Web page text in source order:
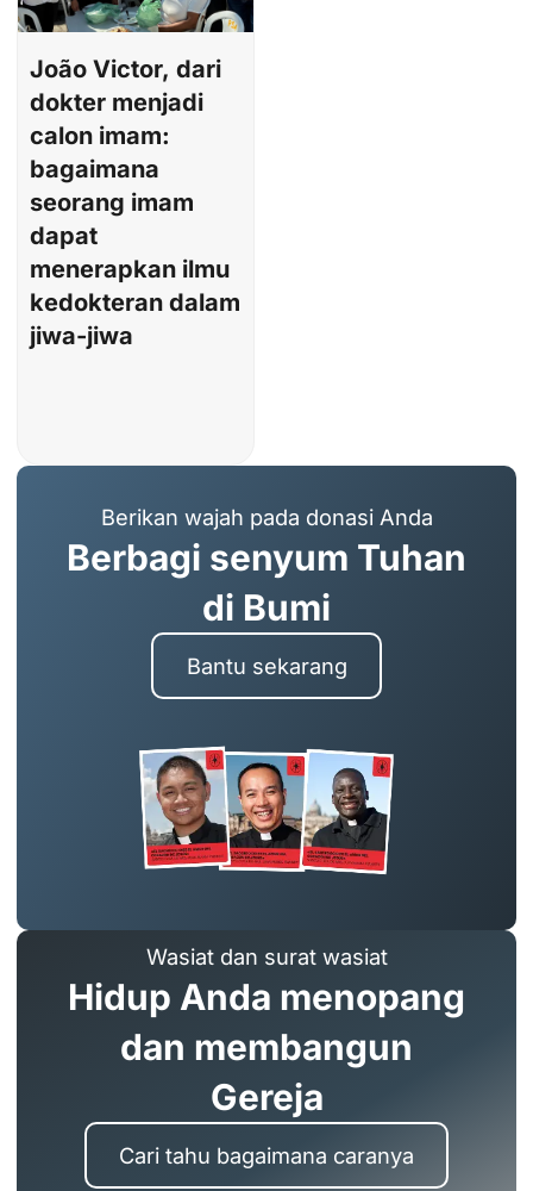
João Victor, dari
dokter menjadi
calon imam:
bagaimana
seorang imam
dapat
menerapkan ilmu
kedokteran dalam
jiwa-jiwa
Berikan wajah pada donasi Anda
Berbagi senyum Tuhan
di Bumi
Bantu sekarang
Wasiat dan surat wasiat
Hidup Anda menopang
dan membangun
Gereja
Cari tahu bagaimana caranya